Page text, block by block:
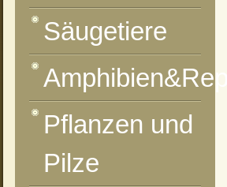
vorheriges
zur
Säugetiere
Pflanzen und
Pilze